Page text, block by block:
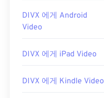
DIVX 에게 Android
Video
DIVX 에게 iPad Video
DIVX 에게 Kindle Video